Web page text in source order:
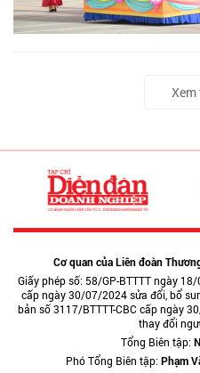
Xem
Cơ quan của Liên đoàn
Giấy phép số: 58/GP-BTTTT ngày
cấp ngày 30/07/2024 sửa đổi, bổ
bản số 3117/BTTTT-CBC cấp ngày
thay đổi
Tổng Biên tập:
Phó Tổng Biên tập:Phạm